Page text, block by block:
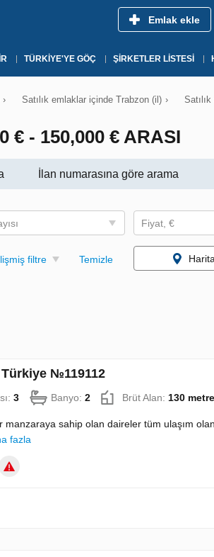
Emlak ekle
TÜRKIYE'YE GÖÇ ŞIRKETLER LISTESI
› Satılık emlaklar içinde Trabzon (il) ›
€ - 150,000 € ARASI
İlan numarasına göre arama
Fiyat, €
filtre Temizle
Türkiye №119112
3 Banyo: 2 Brüt Alan: 130
manzaraya sahip olan daireler tüm ulaşım
fazla